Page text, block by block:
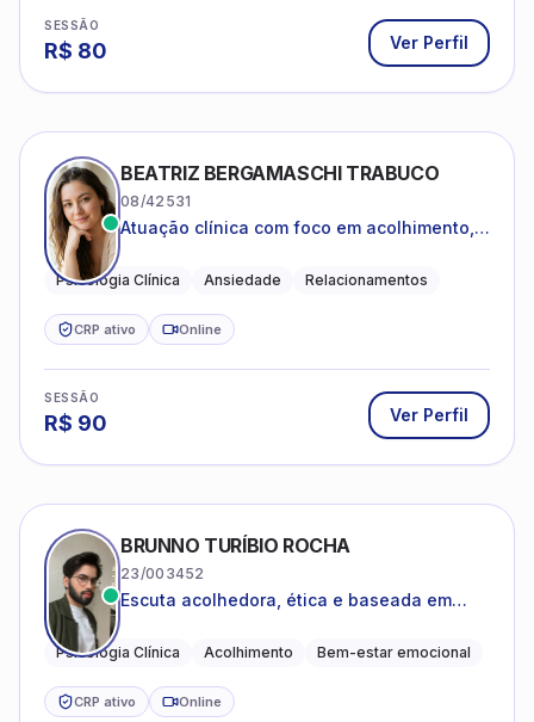
SESSÃO
R$ 80 Ver Perfil
BEATRIZ BERGAMASCHI TRABUCO
08/42531
Atuação clínica com foco em acolhimento,
Psicologia Clínica Ansiedade Relacionamentos
CRP ativo Online
SESSÃO
R$ 90 Ver Perfil
BRUNNO TURÍBIO ROCHA
23/003452
Escuta acolhedora, ética e baseada em
Psicologia Clínica Acolhimento Bem-estar emocional
CRP ativo Online